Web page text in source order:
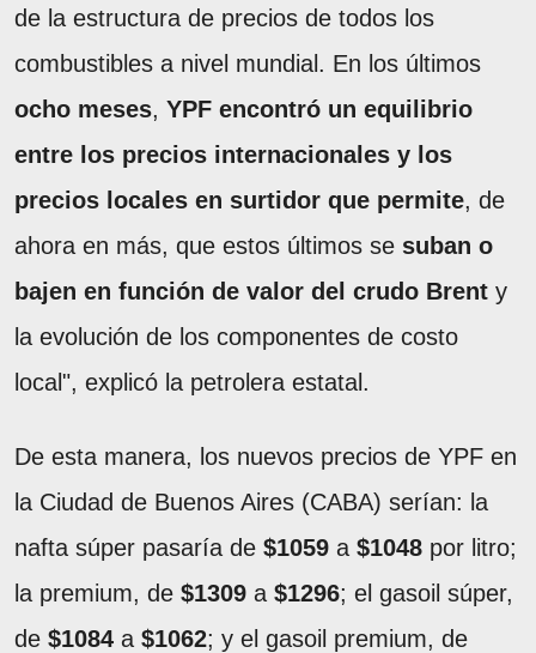
de la estructura de precios de todos los
combustibles a nivel mundial. En los últimos
ocho meses, YPF encontró un equilibrio
entre los precios internacionales y los
precios locales en surtidor que permite, de
ahora en más, que estos últimos se suban o
bajen en función de valor del crudo Brent y
la evolución de los componentes de costo
local", explicó la petrolera estatal.
De esta manera, los nuevos precios de YPF en
la Ciudad de Buenos Aires (CABA) serían: la
nafta súper pasaría de $1059 a $1048 por litro;
la premium, de $1309 a $1296; el gasoil súper,
de $1084 a $1062; y el gasoil premium, de